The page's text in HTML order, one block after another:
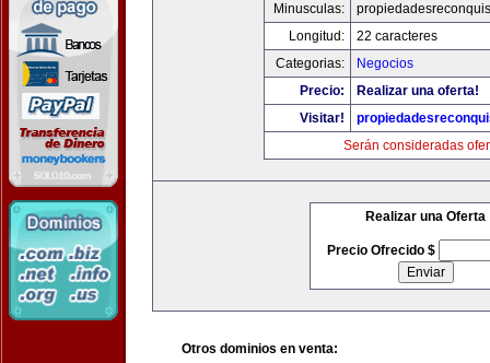
Minusculas:
Longitud:
22 caracteres
Categorias:
Negocios
Precio:
Realizar una oferta!
Visitar!
Serán consideradas
Realizar una Oferta
Precio Ofrecido $
Otros dominios en venta: